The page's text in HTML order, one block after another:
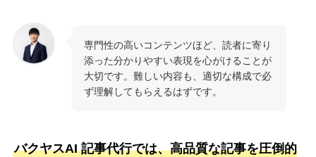
専門性の高いコンテンツほど、読者に寄り
添った分かりやすい表現を心がけることが
大切です。難しい内容も、適切な構成で必
ず理解してもらえるはずです。
バクヤスAI 記事代行では、高品質な記事を圧倒的